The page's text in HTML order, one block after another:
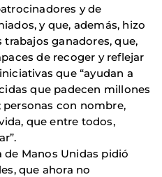
y de
y que, además, hizo
ganadores, que,
de recoger y reflejar
que “ayudan a
que padecen millones
con nombre,
que entre todos,
de Manos Unidas pidió
que ahora no